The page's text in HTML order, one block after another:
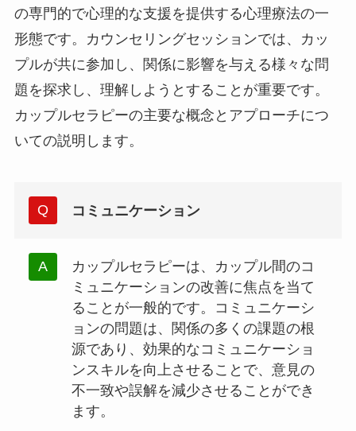
の専門的で心理的な支援を提供する心理療法の一
形態です。カウンセリングセッションでは、カッ
プルが共に参加し、関係に影響を与える様々な問
題を探求し、理解しようとすることが重要です。
カップルセラピーの主要な概念とアプローチにつ
いての説明します。
コミュニケーション
カップルセラピーは、カップル間のコ
ミュニケーションの改善に焦点を当て
ることが一般的です。コミュニケーシ
ョンの問題は、関係の多くの課題の根
源であり、効果的なコミュニケーショ
ンスキルを向上させることで、意見の
不一致や誤解を減少させることができ
ます。